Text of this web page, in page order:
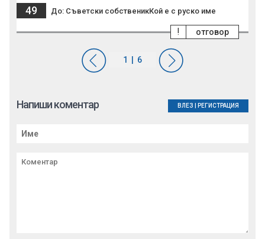
49 До: Съветски собственикКой е с руско име
отговор
!
Напиши коментар ВЛЕЗ РЕГИСТРАЦИЯ